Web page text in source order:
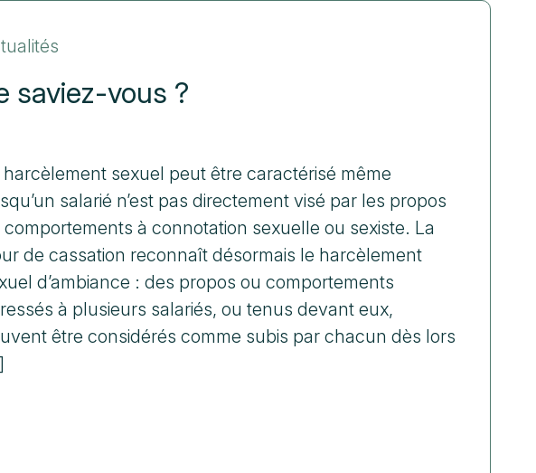
saviez-vous ?
harcèlement sexuel peut être caractérisé même
salarié n’est pas directement visé par les propos
comportements à connotation sexuelle ou sexiste. La
de cassation reconnaît désormais le harcèlement
d’ambiance : des propos ou comportements
à plusieurs salariés, ou tenus devant eux,
être considérés comme subis par chacun dès lors